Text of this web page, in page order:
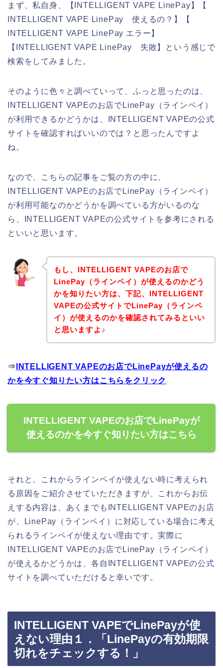
まず、私自身、【INTELLIGENT VAPE LinePay】【
INTELLIGENT VAPE LinePay 使えるの？】【
INTELLIGENT VAPE LinePay エラー】
【INTELLIGENT VAPE LinePay 失敗】という感じで
検索をしてみました。
そのように色々と調べていって、ふっと思ったのは、
INTELLIGENT VAPEのお店でLinePay（ラインペイ）
が利用できるかどうかは、INTELLIGENT VAPEの公式
サイトを確認すればいいのでは？と思ったんですよ
ね。
なので、こちらの記事をご覧の方の中に、
INTELLIGENT VAPEのお店でLinePay（ラインペイ）
が利用可能なのかどうかを調べている方がいるのな
ら、INTELLIGENT VAPEの公式サイトを参考にされる
といいと思います。
もし、INTELLIGENT VAPEのお店で
LinePay（ラインペイ）が使えるのかどう
かを知りたい方は、下記、INTELLIGENT
VAPEの公式サイトでLinePay（ラインペ
イ）が使えるのかを確認されてみるといい
と思いますよ♪
⇒ INTELLIGENT VAPEのお店でLinePayが使えるの
かを今すぐ知りたい方はこちらをクリック
INTELLIGENT VAPEのお店でLinePayが
使えるのかを今すぐ知りたい方はこちら
それと、これからラインペイが使えない時に考えられ
る原因をご紹介させていただきますが、これからお伝
えする内容は、あくまでもINTELLIGENT VAPEのお店
が、LinePay（ラインペイ）に対応している場合に考え
られるラインペイが使えない理由です。実際に
INTELLIGENT VAPEのお店でLinePay（ラインペイ）
が使えるかどうかは、各自INTELLIGENT VAPEの公式
サイトを調べていただけると幸いです。
INTELLIGENT VAPEでLinePayが使
えない理由１．「LinePayの有効期限
切れをチェックする！」